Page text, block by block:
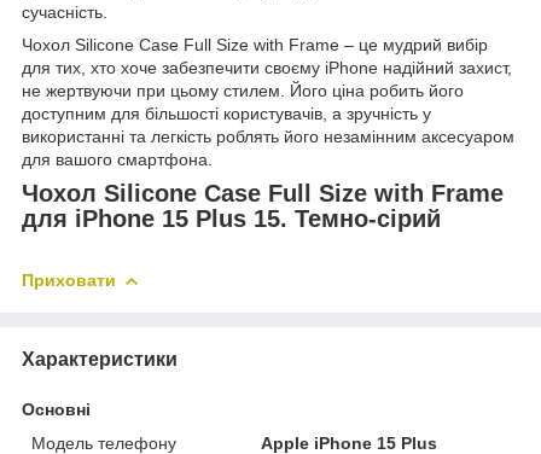
сучасність.
Чохол Silicone Case Full Size with Frame – це мудрий вибір
для тих, хто хоче забезпечити своєму iPhone надійний захист,
не жертвуючи при цьому стилем. Його ціна робить його
доступним для більшості користувачів, а зручність у
використанні та легкість роблять його незамінним аксесуаром
для вашого смартфона.
Чохол Silicone Case Full Size with Frame
для iPhone 15 Plus 15. Темно-сірий
Приховати
Характеристики
Основні
Модель телефону
Apple iPhone 15 Plus